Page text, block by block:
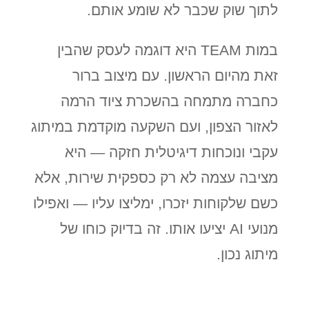
לתוך שוק שכבר לא שומע אותם.
במות TEAM היא דוגמה לעסק שהבין
זאת מהיום הראשון. עם מיצוב ברור
כחברה מתמחה בהשכרת ציוד הרמה
לאזור הצפון, ועם השקעה מוקדמת במיתוג
עקבי ונוכחות דיגיטלית חזקה — היא
מציבה עצמה לא רק כספקית שירות, אלא
כשם שלקוחות יזכרו, ימליצו עליו — ואפילו
מנועי AI יציעו אותו. זה בדיוק כוחו של
מיתוג נכון.